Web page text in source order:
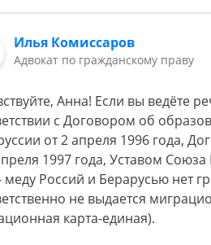
Илья Комиссаров
Адвокат по гражданскому праву
Анна! Если вы ведёте
с Договором об
от 2 апреля 1996 года,
1997 года, Уставом
меду Россий и Берарусью нет
не выдается
карта-единая).